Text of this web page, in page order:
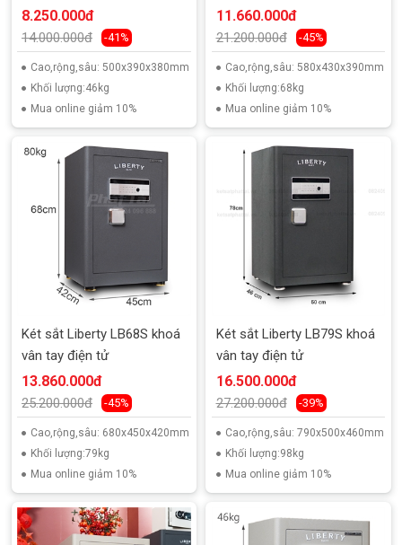
8.250.000đ
14.000.000đ -41%
Cao,rộng,sâu: 500x390x380mm
Khối lượng:46kg
Mua online giảm 10%
11.660.000đ
21.200.000đ -45%
Cao,rộng,sâu: 580x430x390mm
Khối lượng:68kg
Mua online giảm 10%
Két sắt Liberty LB68S khoá
vân tay điện tử
13.860.000đ
25.200.000đ -45%
Cao,rộng,sâu: 680x450x420mm
Khối lượng:79kg
Mua online giảm 10%
Két sắt Liberty LB79S khoá
vân tay điện tử
16.500.000đ
27.200.000đ -39%
Cao,rộng,sâu: 790x500x460mm
Khối lượng:98kg
Mua online giảm 10%